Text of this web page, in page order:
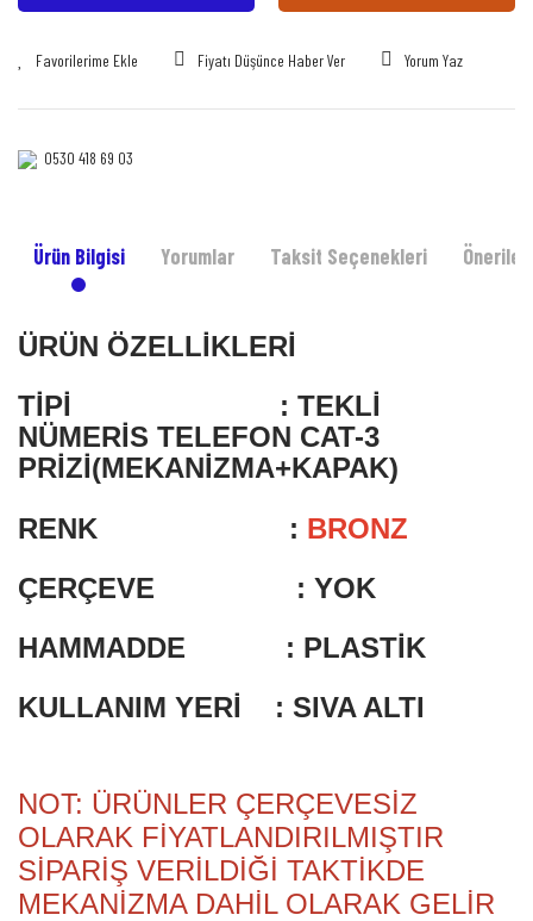
Fiyatı Düşünce Haber Ver Yorum Yaz
0530 418 69 03‎‎
Ürün Bilgisi Yorumlar Taksit Seçenekleri
ÜRÜN ÖZELLİKLERİ
TİPİ : TEKLİ
NÜMERİS TELEFON CAT-3
PRİZİ(MEKANİZMA+KAPAK)
RENK : BRONZ
ÇERÇEVE : YOK
HAMMADDE : PLASTİK
KULLANIM YERİ : SIVA ALTI
NOT: ÜRÜNLER ÇERÇEVESİZ
OLARAK FİYATLANDIRILMIŞTIR
SİPARİŞ VERİLDİĞİ TAKTİKDE
MEKANİZMA DAHİL OLARAK GELİR